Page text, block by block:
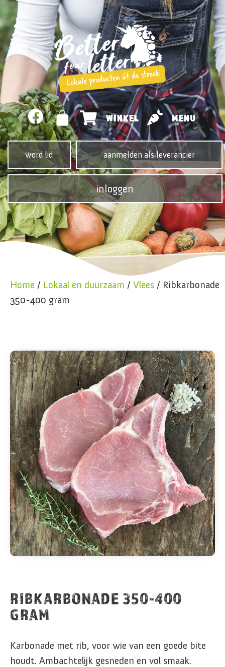
WINKEL MENU
word lid aanmelden als leverancier
inloggen
Home / Lokaal en duurzaam / Vlees / Ribkarbonade
350-400 gram
RIBKARBONADE 350-400
GRAM
Karbonade met rib, voor wie van een goede bite
houdt. Ambachtelijk gesneden en vol smaak.